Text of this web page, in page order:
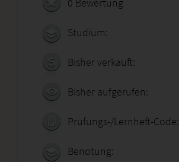
Studium:
Bisher verkauft:
Bisher aufgerufen:
Prüfungs-/Lernheft-Code:
Benotung: